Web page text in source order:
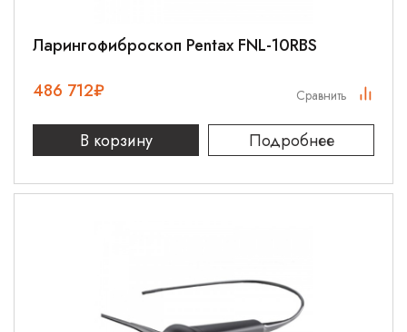
Ларингофиброскоп Pentax FNL-10RBS
486 712₽
В корзину Подробнее
Сравнить